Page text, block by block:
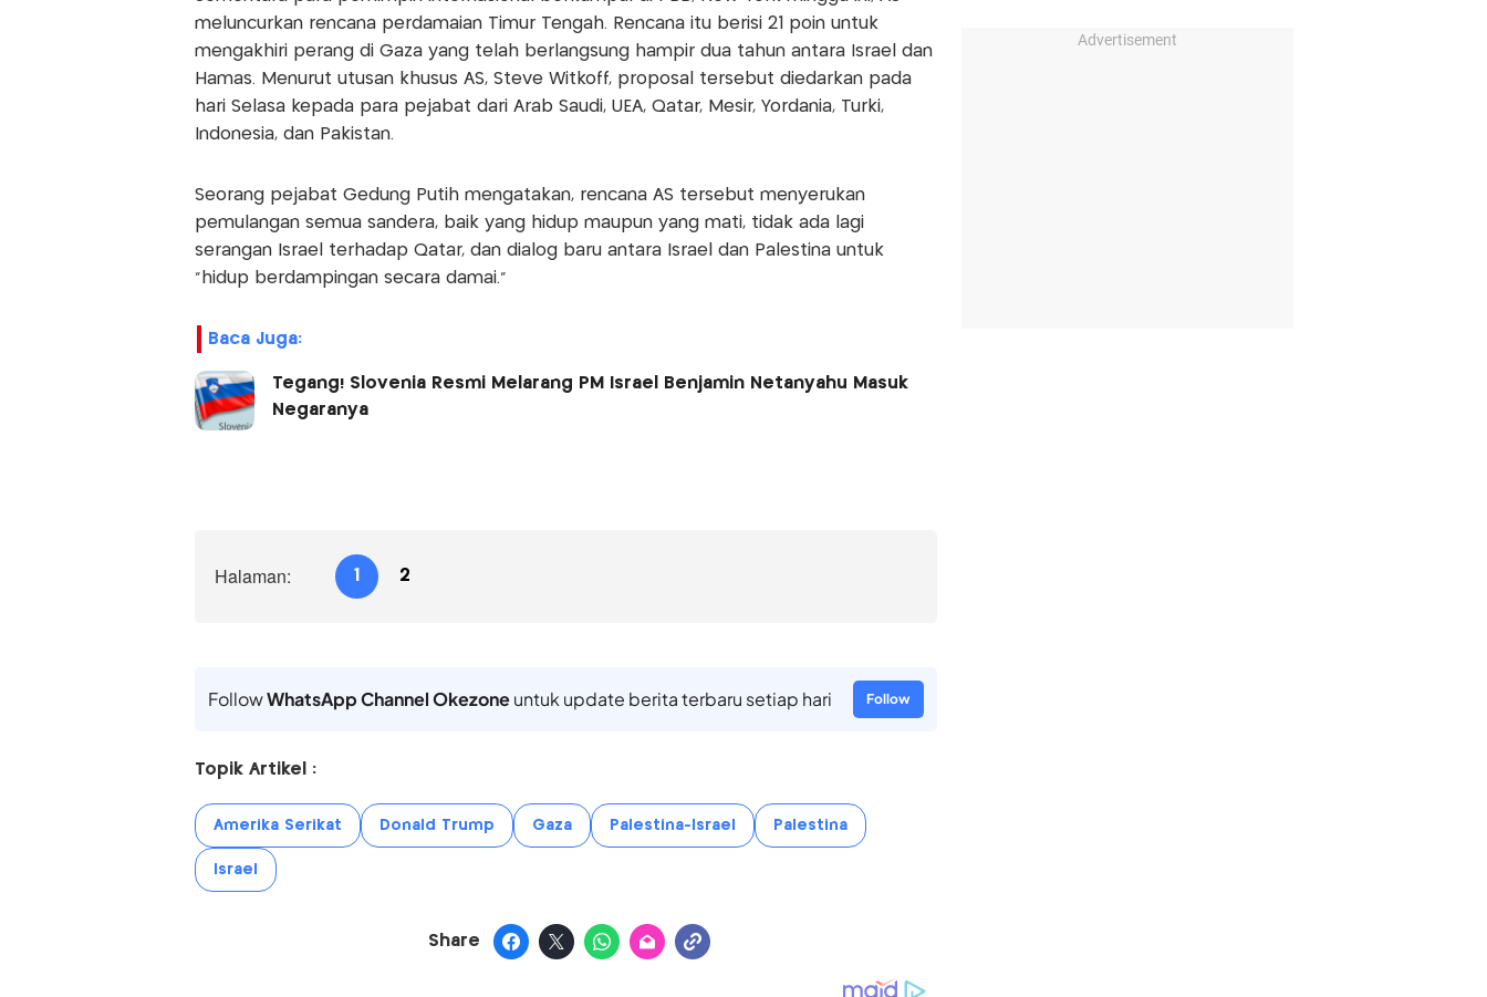
meluncurkan rencana perdamaian Timur Tengah. Rencana itu berisi 21 poin untuk
mengakhiri perang di Gaza yang telah berlangsung hampir dua tahun antara Israel dan
Hamas. Menurut utusan khusus AS, Steve Witkoff, proposal tersebut diedarkan pada
hari Selasa kepada para pejabat dari Arab Saudi, UEA, Qatar, Mesir, Yordania, Turki,
Indonesia, dan Pakistan.
Seorang pejabat Gedung Putih mengatakan, rencana AS tersebut menyerukan
pemulangan semua sandera, baik yang hidup maupun yang mati, tidak ada lagi
serangan Israel terhadap Qatar, dan dialog baru antara Israel dan Palestina untuk
"hidup berdampingan secara damai."
Baca Juga:
Tegang! Slovenia Resmi Melarang PM Israel Benjamin Netanyahu Masuk
Negaranya
Halaman: 1 2
FollowWhatsApp Channel Okezoneuntuk update berita terbaru setiap hari Follow
Topik Artikel :
Amerika Serikat Donald Trump Gaza Palestina-Israel Palestina
Israel
Share
Advertisement